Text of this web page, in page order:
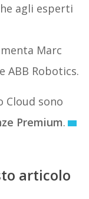
agli esperti
Marc
ABB Robotics.
Cloud sono
Premium.
articolo